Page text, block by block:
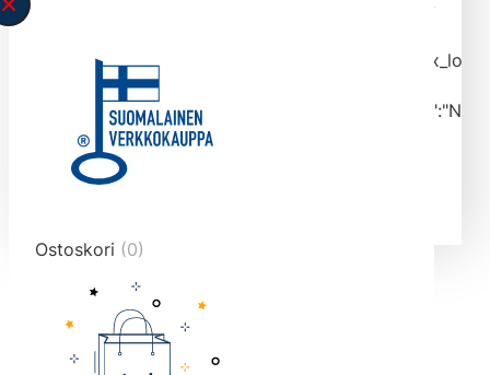
typed the search query correctly.<br>Currently
tmlmvi","meta_query":
data-original-query-vars="[]" data-page="1"
data-max-pages="4514" data-start="1" data-
end="10">
Ostoskori (0)